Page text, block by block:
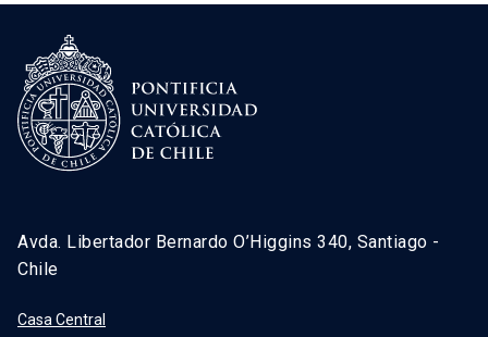
Avda. Libertador Bernardo O’Higgins 340, Santiago -
Chile
Casa Central